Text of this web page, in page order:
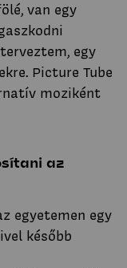
van egy
egy
Picture Tube
moziként
az
egyetemen egy
később